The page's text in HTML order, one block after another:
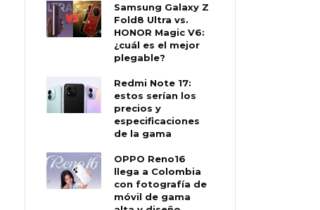
Samsung Galaxy Z
Fold8 Ultra vs.
HONOR Magic V6:
¿cuál es el mejor
plegable?
Redmi Note 17:
estos serían los
precios y
especificaciones
de la gama
OPPO Reno16
llega a Colombia
con fotografía de
móvil de gama